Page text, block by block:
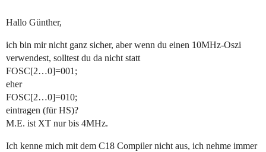
Hallo Günther,
ich bin mir nicht ganz sicher, aber wenn du einen 10MHz-Oszi
verwendest, solltest du da nicht statt
FOSC[2…0]=001;
eher
FOSC[2…0]=010;
eintragen (für HS)?
M.E. ist XT nur bis 4MHz.
Ich kenne mich mit dem C18 Compiler nicht aus, ich nehme immer